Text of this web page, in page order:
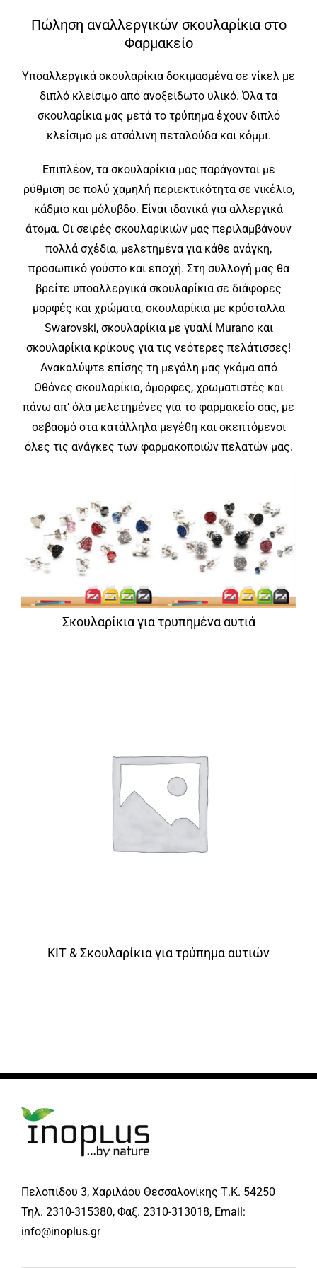
Πώληση αναλλεργικών σκουλαρίκια στο
Φαρμακείο
Υποαλλεργικά σκουλαρίκια δοκιμασμένα σε νίκελ με
διπλό κλείσιμο από ανοξείδωτο υλικό. Όλα τα
σκουλαρίκια μας μετά το τρύπημα έχουν διπλό
κλείσιμο με ατσάλινη πεταλούδα και κόμμι.
Επιπλέον, τα σκουλαρίκια μας παράγονται με
ρύθμιση σε πολύ χαμηλή περιεκτικότητα σε νικέλιο,
κάδμιο και μόλυβδο. Είναι ιδανικά για αλλεργικά
άτομα. Οι σειρές σκουλαρίκιών μας περιλαμβάνουν
πολλά σχέδια, μελετημένα για κάθε ανάγκη,
προσωπικό γούστο και εποχή. Στη συλλογή μας θα
βρείτε υποαλλεργικά σκουλαρίκια σε διάφορες
μορφές και χρώματα, σκουλαρίκια με κρύσταλλα
Swarovski, σκουλαρίκια με γυαλί Murano και
σκουλαρίκια κρίκους για τις νεότερες πελάτισσες!
Ανακαλύψτε επίσης τη μεγάλη μας γκάμα από
Οθόνες σκουλαρίκια, όμορφες, χρωματιστές και
πάνω απ’ όλα μελετημένες για το φαρμακείο σας, με
σεβασμό στα κατάλληλα μεγέθη και σκεπτόμενοι
όλες τις ανάγκες των φαρμακοποιών πελατών μας.
Σκουλαρίκια για τρυπημένα αυτιά
KIT & Σκουλαρίκια για τρύπημα αυτιών
Πελοπίδου 3, Χαριλάου Θεσσαλονίκης Τ.Κ. 54250
Τηλ. 2310-315380, Φαξ. 2310-313018, Email:
info@inoplus.gr